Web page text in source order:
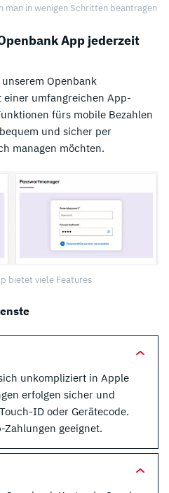
in wenigen Schritten beantragen
App jederzeit
Openbank
einer umfangreichen App-
fürs mobile Bezahlen
und sicher per
managen möchten.
bietet viele Features
unkompliziert in Apple
erfolgen sicher und
ID oder Gerätecode.
geeignet.